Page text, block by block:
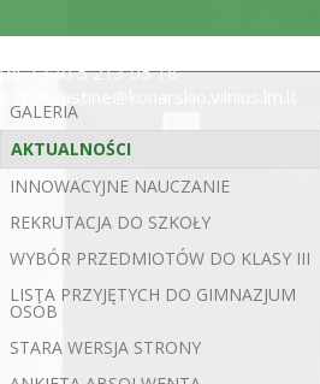
tel. +370 5 213 05 18
GALERIA
AKTUALNOŚCI
INNOWACYJNE NAUCZANIE
REKRUTACJA DO SZKOŁY
WYBÓR PRZEDMIOTÓW DO KLASY III
LISTA PRZYJĘTYCH DO GIMNAZJUM
OSÓB
STARA WERSJA STRONY